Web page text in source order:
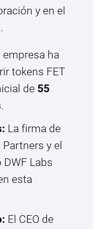
y en el
empresa ha
tokens FET
de 55
.
La firma de
y el
Labs
esta
El CEO de